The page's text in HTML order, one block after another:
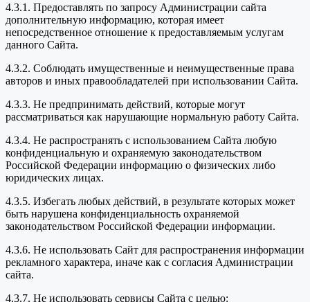
4.3.1. Предоставлять по запросу Администрации сайта
дополнительную информацию, которая имеет
непосредственное отношение к предоставляемым услугам
данного Сайта.
4.3.2. Соблюдать имущественные и неимущественные права
авторов и иных правообладателей при использовании Сайта.
4.3.3. Не предпринимать действий, которые могут
рассматриваться как нарушающие нормальную работу Сайта.
4.3.4. Не распространять с использованием Сайта любую
конфиденциальную и охраняемую законодательством
Российской Федерации информацию о физических либо
юридических лицах.
4.3.5. Избегать любых действий, в результате которых может
быть нарушена конфиденциальность охраняемой
законодательством Российской Федерации информации.
4.3.6. Не использовать Сайт для распространения информации
рекламного характера, иначе как с согласия Администрации
сайта.
4.3.7. Не использовать сервисы Сайта с целью: